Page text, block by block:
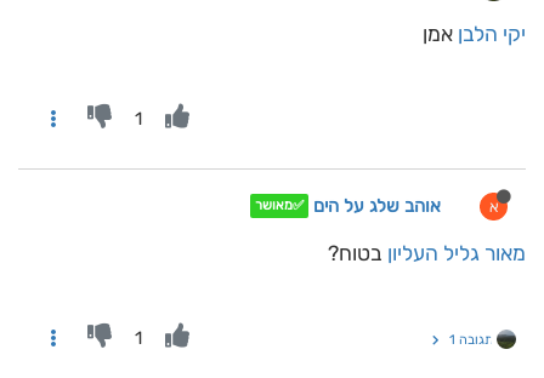
יקי הלבן אמן
1
א אוהב שלג על הים ✅מאושר
מאור גליל העליון בטוח?
תגובה 1 1